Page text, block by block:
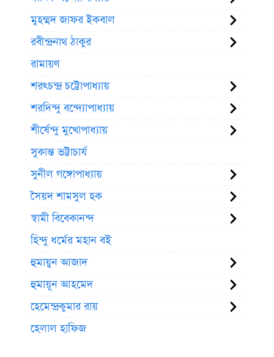
মুহম্মদ জাফর ইকবাল
রবীন্দ্রনাথ ঠাকুর
রামায়ণ
শরৎচন্দ্র চট্টোপাধ্যায়
শরদিন্দু বন্দ্যোপাধ্যায়
শীর্ষেন্দু মুখোপাধ্যায়
সুকান্ত ভট্টাচার্য
সুনীল গঙ্গোপাধ্যায়
সৈয়দ শামসুল হক
স্বামী বিবেকানন্দ
হিন্দু ধর্মের মহান বই
হুমায়ুন আজাদ
হুমায়ূন আহমেদ
হেমেন্দ্রকুমার রায়
হেলাল হাফিজ